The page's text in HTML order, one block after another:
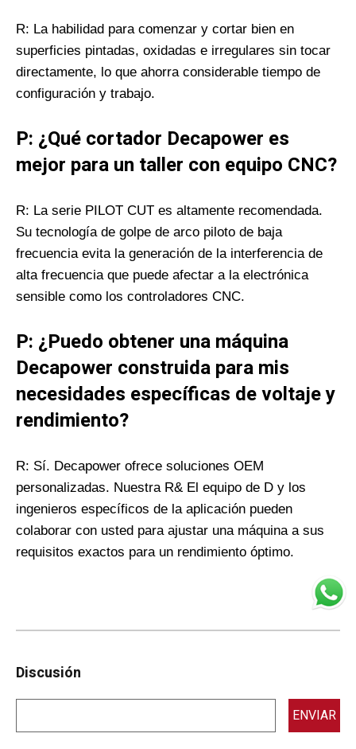
R: La habilidad para comenzar y cortar bien en
superficies pintadas, oxidadas e irregulares sin tocar
directamente, lo que ahorra considerable tiempo de
configuración y trabajo.
P: ¿Qué cortador Decapower es
mejor para un taller con equipo CNC?
R: La serie PILOT CUT es altamente recomendada.
Su tecnología de golpe de arco piloto de baja
frecuencia evita la generación de la interferencia de
alta frecuencia que puede afectar a la electrónica
sensible como los controladores CNC.
P: ¿Puedo obtener una máquina
Decapower construida para mis
necesidades específicas de voltaje y
rendimiento?
R: Sí. Decapower ofrece soluciones OEM
personalizadas. Nuestra R& El equipo de D y los
ingenieros específicos de la aplicación pueden
colaborar con usted para ajustar una máquina a sus
requisitos exactos para un rendimiento óptimo.
Discusión
ENVIAR